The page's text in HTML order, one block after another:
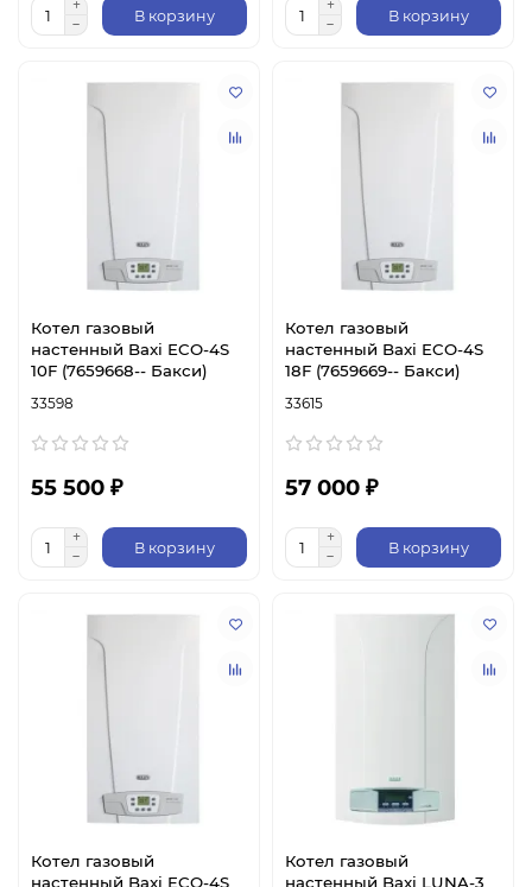
В корзину В корзину
Котел газовый
настенный Baxi ECO-4S
10F (7659668-- Бакси)
33598
55 500 ₽
В корзину
Котел газовый
настенный Baxi ECO-4S
18F (7659669-- Бакси)
33615
57 000 ₽
В корзину
Котел газовый
настенный Baxi ECO-4S
Котел газовый
настенный Baxi LUNA-3